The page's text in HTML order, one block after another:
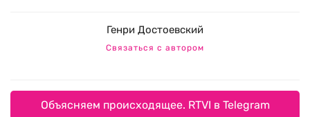
Генри Достоевский
Связаться с автором
Объясняем происходящее. RTVI в Telegram